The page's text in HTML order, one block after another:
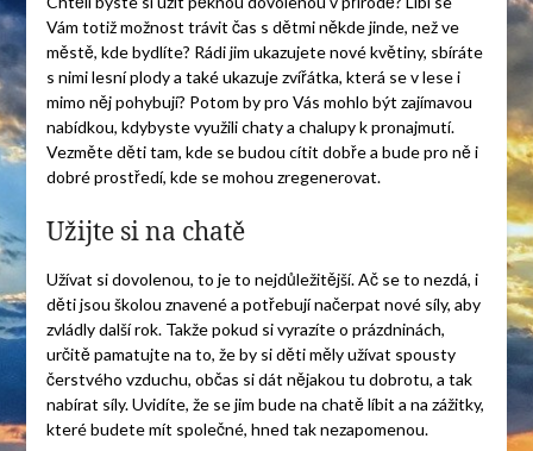
Vám totiž možnost trávit čas s dětmi někde jinde, než ve
městě, kde bydlíte? Rádi jim ukazujete nové květiny, sbíráte
s nimi lesní plody a také ukazuje zvířátka, která se v lese i
mimo něj pohybují? Potom by pro Vás mohlo být zajímavou
nabídkou, kdybyste využilichaty a chalupy k pronajmutí.
Vezměte děti tam, kde se budou cítit dobře a bude pro ně i
dobré prostředí, kde se mohou zregenerovat.
Užijte si na chatě
Užívat si dovolenou, to je to nejdůležitější. Ač se to nezdá, i
děti jsou školou znavené a potřebují načerpat nové síly, aby
zvládly další rok. Takže pokud si vyrazíte o prázdninách,
určitě pamatujte na to, že by si děti měly užívat spousty
čerstvého vzduchu, občas si dát nějakou tu dobrotu, a tak
nabírat síly. Uvidíte, že se jim bude na chatě líbit a na zážitky,
které budete mít společné, hned tak nezapomenou.